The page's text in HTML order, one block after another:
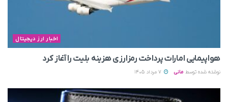
اخبار ارز دیجیتال
هواپیمایی امارات پرداخت رمزارزی هزینه بلیت را آغاز کرد
نوشته شده توسط مانی